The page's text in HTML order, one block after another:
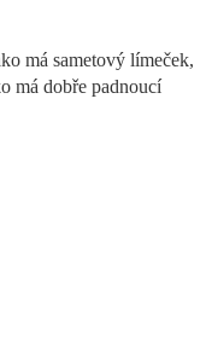
má sametový límeček,
má dobře padnoucí